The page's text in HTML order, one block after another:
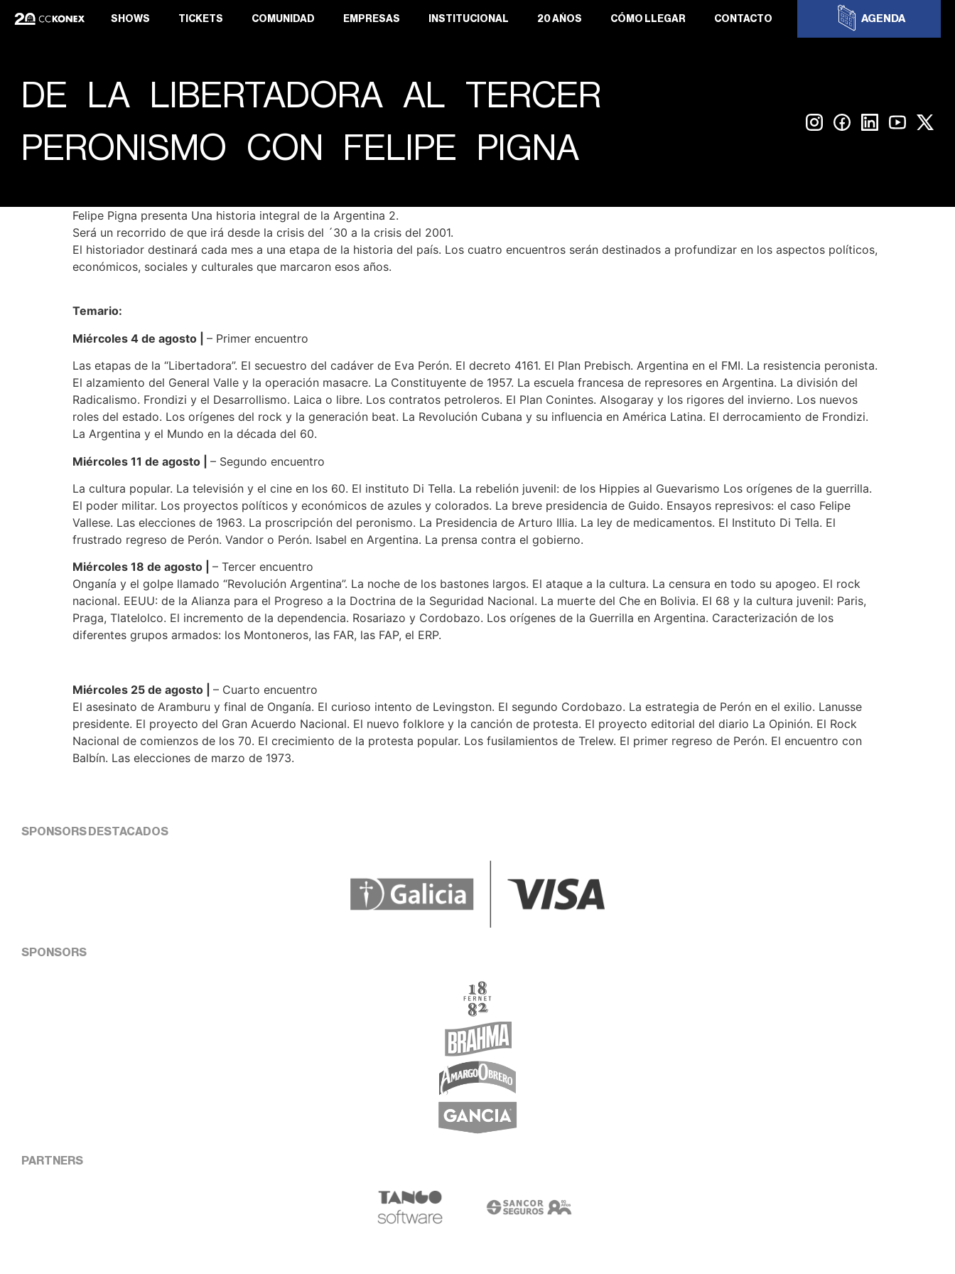
SHOWS TICKETS COMUNIDAD EMPRESAS INSTITUCIONAL 20 AÑOS CÓMO LLEGAR CONTACTO AGENDA
DE LA LIBERTADORA AL TERCER
PERONISMO CON FELIPE PIGNA
Felipe Pigna presenta Una historia integral de la Argentina 2.
Será un recorrido de que irá desde la crisis del ´30 a la crisis del 2001.
El historiador destinará cada mes a una etapa de la historia del país. Los cuatro encuentros serán destinados a profundizar en los aspectos políticos,
económicos, sociales y culturales que marcaron esos años.
Temario:
Miércoles 4 de agosto | – Primer encuentro
Las etapas de la “Libertadora”. El secuestro del cadáver de Eva Perón. El decreto 4161. El Plan Prebisch. Argentina en el FMI. La resistencia peronista.
El alzamiento del General Valle y la operación masacre. La Constituyente de 1957. La escuela francesa de represores en Argentina. La división del
Radicalismo. Frondizi y el Desarrollismo. Laica o libre. Los contratos petroleros. El Plan Conintes. Alsogaray y los rigores del invierno. Los nuevos
roles del estado. Los orígenes del rock y la generación beat. La Revolución Cubana y su influencia en América Latina. El derrocamiento de Frondizi.
La Argentina y el Mundo en la década del 60.
Miércoles 11 de agosto | – Segundo encuentro
La cultura popular. La televisión y el cine en los 60. El instituto Di Tella. La rebelión juvenil: de los Hippies al Guevarismo Los orígenes de la guerrilla.
El poder militar. Los proyectos políticos y económicos de azules y colorados. La breve presidencia de Guido. Ensayos represivos: el caso Felipe
Vallese. Las elecciones de 1963. La proscripción del peronismo. La Presidencia de Arturo Illia. La ley de medicamentos. El Instituto Di Tella. El
frustrado regreso de Perón. Vandor o Perón. Isabel en Argentina. La prensa contra el gobierno.
Miércoles 18 de agosto | – Tercer encuentro
Onganía y el golpe llamado “Revolución Argentina”. La noche de los bastones largos. El ataque a la cultura. La censura en todo su apogeo. El rock
nacional. EEUU: de la Alianza para el Progreso a la Doctrina de la Seguridad Nacional. La muerte del Che en Bolivia. El 68 y la cultura juvenil: Paris,
Praga, Tlatelolco. El incremento de la dependencia. Rosariazo y Cordobazo. Los orígenes de la Guerrilla en Argentina. Caracterización de los
diferentes grupos armados: los Montoneros, las FAR, las FAP, el ERP.
Miércoles 25 de agosto | – Cuarto encuentro
El asesinato de Aramburu y final de Onganía. El curioso intento de Levingston. El segundo Cordobazo. La estrategia de Perón en el exilio. Lanusse
presidente. El proyecto del Gran Acuerdo Nacional. El nuevo folklore y la canción de protesta. El proyecto editorial del diario La Opinión. El Rock
Nacional de comienzos de los 70. El crecimiento de la protesta popular. Los fusilamientos de Trelew. El primer regreso de Perón. El encuentro con
Balbín. Las elecciones de marzo de 1973.
SPONSORS DESTACADOS
SPONSORS
PARTNERS